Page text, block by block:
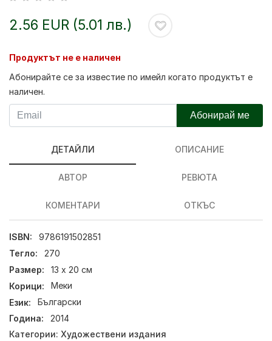
2.56 EUR (5.01 лв.)
Продуктът не е наличен
Абонирайте се за известие по имейл когато продуктът е
наличен.
Абонирай ме
ДЕТАЙЛИ ОПИСАНИЕ
АВТОР РЕВЮТА
КОМЕНТАРИ ОТКЪС
ISBN:
9786191502851
Тегло:
270
Размер:
13 х 20 см
Корици:
Меки
Език:
Български
Година:
2014
Категории: Художествени издания